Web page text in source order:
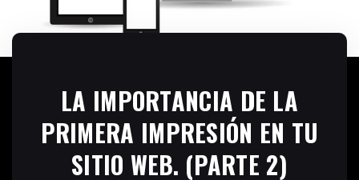
LA IMPORTANCIA DE LA
PRIMERA IMPRESIÓN EN TU
SITIO WEB. (PARTE 2)